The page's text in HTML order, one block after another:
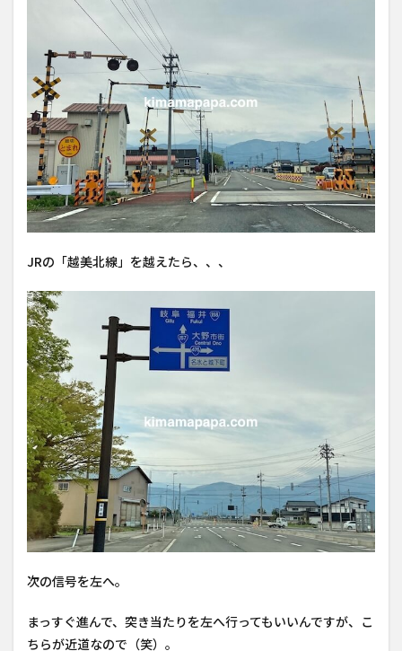
JRの「越美北線」を越えたら、、、
次の信号を左へ。
まっすぐ進んで、突き当たりを左へ行ってもいいんですが、こ
ちらが近道なので（笑）。